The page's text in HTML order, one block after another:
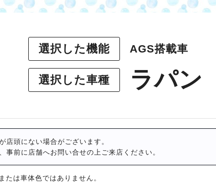
選択した機能 AGS搭載車
選択した車種 ラパン
店頭にない場合がございます。
事前に店舗へお問い合せの上ご来店ください。
は車体色ではありません。